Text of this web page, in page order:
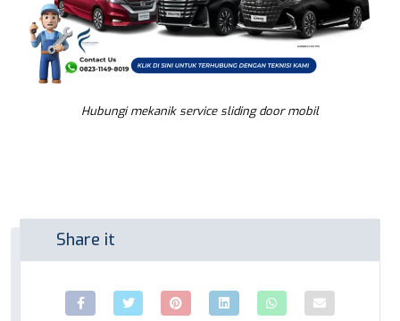
Hubungi mekanik service sliding door mobil